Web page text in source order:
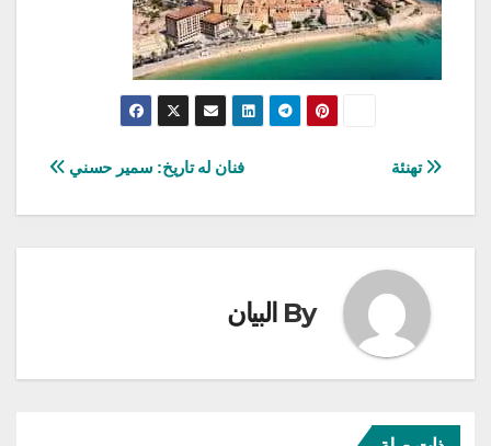
تصفّح
المقالات
فنان له تاريخ: سمير حسني تهنئة
By البيان